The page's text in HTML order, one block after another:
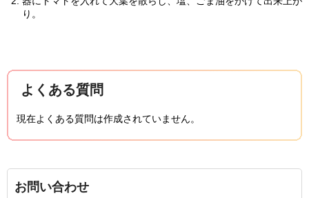
り。
よくある質問
現在よくある質問は作成されていません。
お問い合わせ